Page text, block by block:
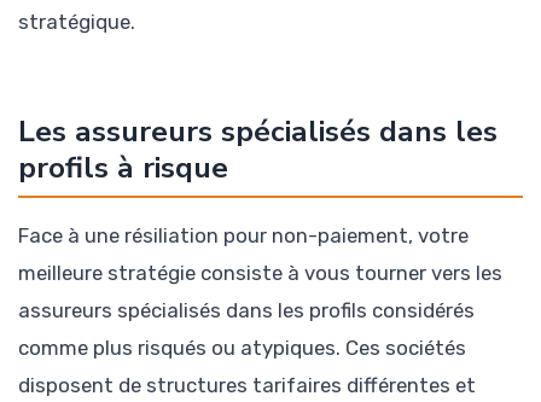
stratégique.
Les assureurs spécialisés dans les
profils à risque
Face à une résiliation pour non-paiement, votre
meilleure stratégie consiste à vous tourner vers les
assureurs spécialisés dans les profils considérés
comme plus risqués ou atypiques. Ces sociétés
disposent de structures tarifaires différentes et